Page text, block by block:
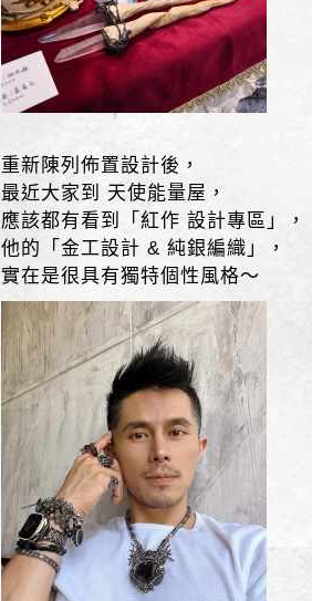
重新陳列佈置設計後，
最近大家到 天使能量屋，
應該都有看到「紅作 設計專區」，
他的「金工設計 & 純銀編織」，
實在是很具有獨特個性風格～